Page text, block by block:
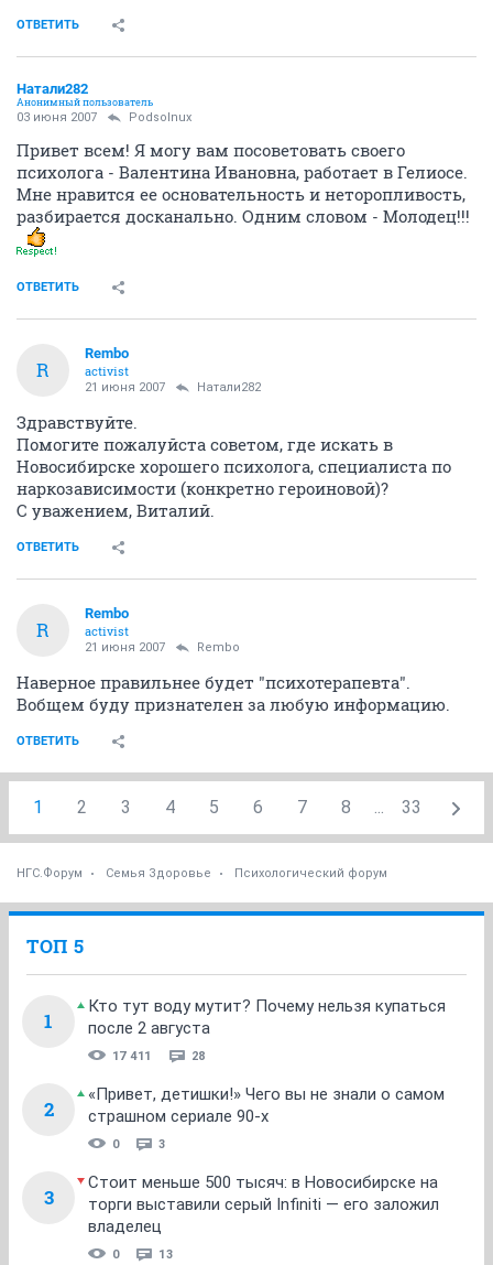
ОТВЕТИТЬ
Натали282
Анонимный пользователь
03 июня 2007 Podsolnux
Привет всем! Я могу вам посоветовать своего
психолога - Валентина Ивановна, работает в Гелиосе.
Мне нравится ее основательность и неторопливость,
разбирается досканально. Одним словом - Молодец!!!
ОТВЕТИТЬ
R
Rembo
activist
21 июня 2007 Натали282
Здравствуйте.
Помогите пожалуйста советом, где искать в
Новосибирске хорошего психолога, специалиста по
наркозависимости (конкретно героиновой)?
С уважением, Виталий.
ОТВЕТИТЬ
R
Rembo
activist
21 июня 2007 Rembo
Наверное правильнее будет "психотерапевта".
Вобщем буду признателен за любую информацию.
ОТВЕТИТЬ
1 2 3 4 5 6 7 8 ... 33
НГС.Форум Семья Здоровье Психологический форум
ТОП 5
1
Кто тут воду мутит? Почему нельзя купаться
после 2 августа
17 411 28
2
«Привет, детишки!» Чего вы не знали о самом
страшном сериале 90-х
0 3
3
Стоит меньше 500 тысяч: в Новосибирске на
торги выставили серый Infiniti — его заложил
владелец
0 13